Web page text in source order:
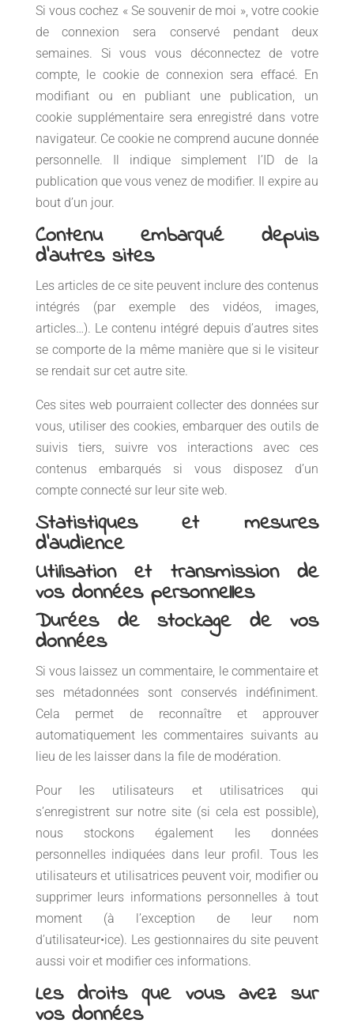
Si vous cochez « Se souvenir de moi », votre cookie
de connexion sera conservé pendant deux
semaines. Si vous vous déconnectez de votre
compte, le cookie de connexion sera effacé. En
modifiant ou en publiant une publication, un
cookie supplémentaire sera enregistré dans votre
navigateur. Ce cookie ne comprend aucune donnée
personnelle. Il indique simplement l’ID de la
publication que vous venez de modifier. Il expire au
bout d’un jour.
Contenu embarqué depuis
d’autres sites
Les articles de ce site peuvent inclure des contenus
intégrés (par exemple des vidéos, images,
articles…). Le contenu intégré depuis d’autres sites
se comporte de la même manière que si le visiteur
se rendait sur cet autre site.
Ces sites web pourraient collecter des données sur
vous, utiliser des cookies, embarquer des outils de
suivis tiers, suivre vos interactions avec ces
contenus embarqués si vous disposez d’un
compte connecté sur leur site web.
Statistiques et mesures
d’audience
Utilisation et transmission de
vos données personnelles
Durées de stockage de vos
données
Si vous laissez un commentaire, le commentaire et
ses métadonnées sont conservés indéfiniment.
Cela permet de reconnaître et approuver
automatiquement les commentaires suivants au
lieu de les laisser dans la file de modération.
Pour les utilisateurs et utilisatrices qui
s’enregistrent sur notre site (si cela est possible),
nous stockons également les données
personnelles indiquées dans leur profil. Tous les
utilisateurs et utilisatrices peuvent voir, modifier ou
supprimer leurs informations personnelles à tout
moment (à l’exception de leur nom
d’utilisateur•ice). Les gestionnaires du site peuvent
aussi voir et modifier ces informations.
Les droits que vous avez sur
vos données